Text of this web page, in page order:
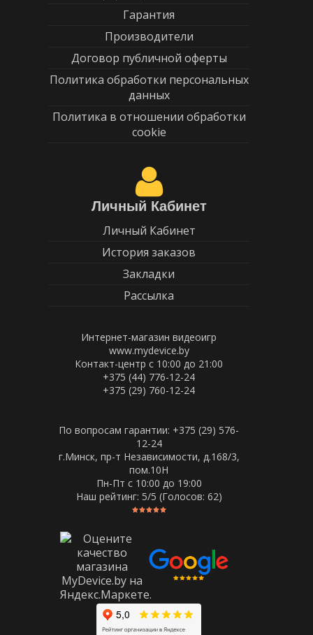
Гарантия
Производители
Договор публичной оферты
Политика обработки персональных
данных
Политика в отношении обработки
cookie
Личный Кабинет
Личный Кабинет
История заказов
Закладки
Рассылка
Интернет-магазин видеоигр
www.mydevice.by
Контакт-центр с 10:00 до 21:00
+375 (44) 776-12-24
+375 (29) 760-12-24
По вопросам гарантии: +375 (29) 576-
12-24
г.Минск, пр-т Независимости, д.168/3,
пом.10Н
Пн-Пт c 10:00 до 19:00
Наш рейтинг: 5/5 (Голосов: 62)